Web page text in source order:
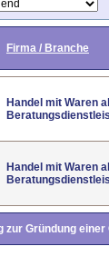
Firma / Branche
Handel mit Waren
Handel mit Waren
Gründung